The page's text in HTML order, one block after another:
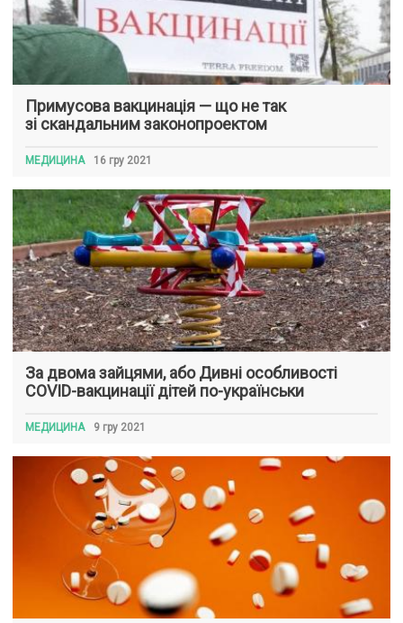
Примусова вакцинація — що не так
зі скандальним законопроектом
МЕДИЦИНА 16 гру 2021
За двома зайцями, або Дивні особливості
COVID-вакцинації дітей по-українськи
МЕДИЦИНА 9 гру 2021